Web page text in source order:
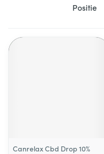
Sorteer op:
Canrelax Cbd Drop 10%